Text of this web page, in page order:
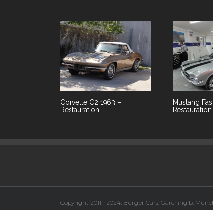
Corvette C2 1963 –
Restauration
Mustang
Restauration
Copyright 2011 - 2024. Berger Cars, Garching b.